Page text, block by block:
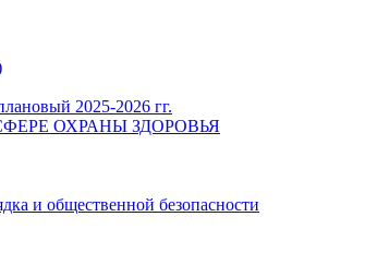
2025-2026 гг.
ОХРАНЫ ЗДОРОВЬЯ
и общественной безопасности